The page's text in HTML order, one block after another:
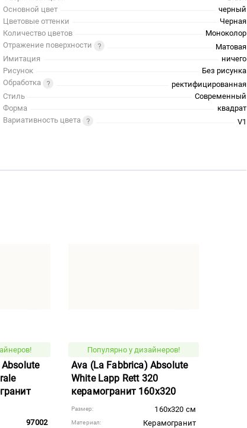
Основной цвет
черный
Цветовые оттенки
Черная
Количество цветов
Моноколор
Отражение поверхности
Матовая
Имитация
ничего
Рисунок
Без рисунка
Обработка
ректифицированная
Стиль
Современный
Форма
квадрат
Вариативность цвета
V1
97002
Популярно у дизайнеров!
Ava (La Fabbrica) Absolute
White Lapp Rett 320
керамогранит 160x320
Размер: 160x320 см
Материал: Керамогранит